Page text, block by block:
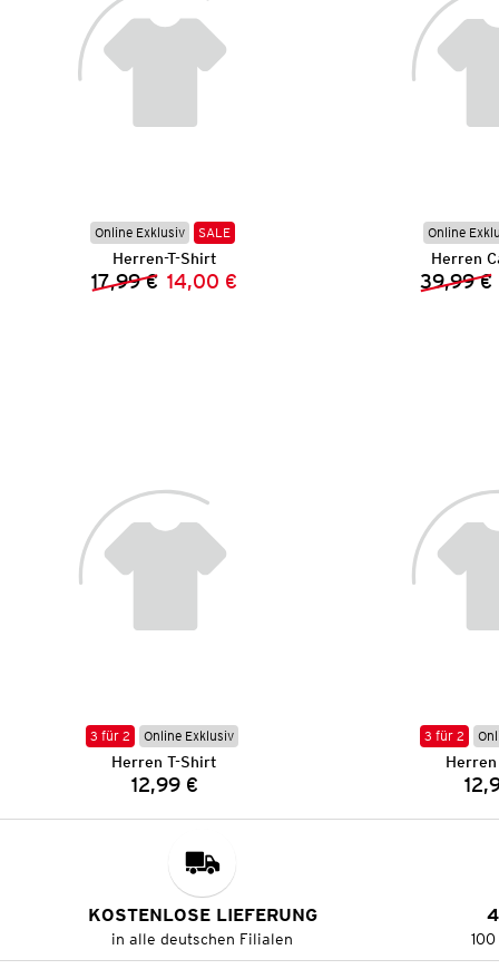
Online Exklusiv SALE
Herren-T-Shirt
Vorheriger Preis:
17,99 € Neuer Preis:
14,00 €
Online
Herren
39,99 €
3 für 2 Online Exklusiv
Herren T-Shirt
Preis:
12,99 €
3 für 2
KOSTENLOSE LIEFERUNG
in alle deutschen Filialen